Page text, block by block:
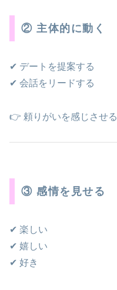
② 主体的に動く
✔ デートを提案する
✔ 会話をリードする
👉 頼りがいを感じさせる
③ 感情を見せる
✔ 楽しい
✔ 嬉しい
✔ 好き